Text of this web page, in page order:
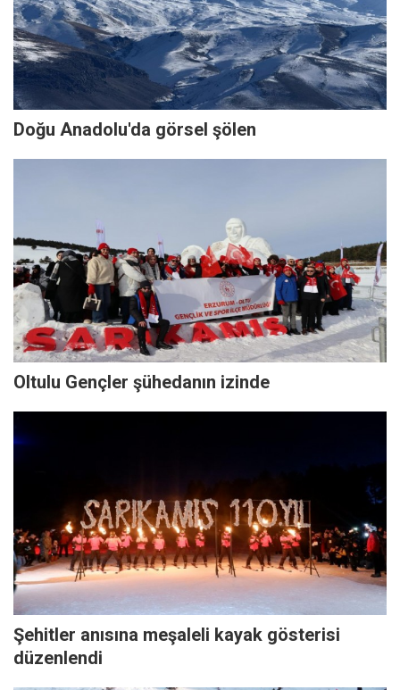
Doğu Anadolu'da görsel şölen
Oltulu Gençler şühedanın izinde
Şehitler anısına meşaleli kayak gösterisi
düzenlendi